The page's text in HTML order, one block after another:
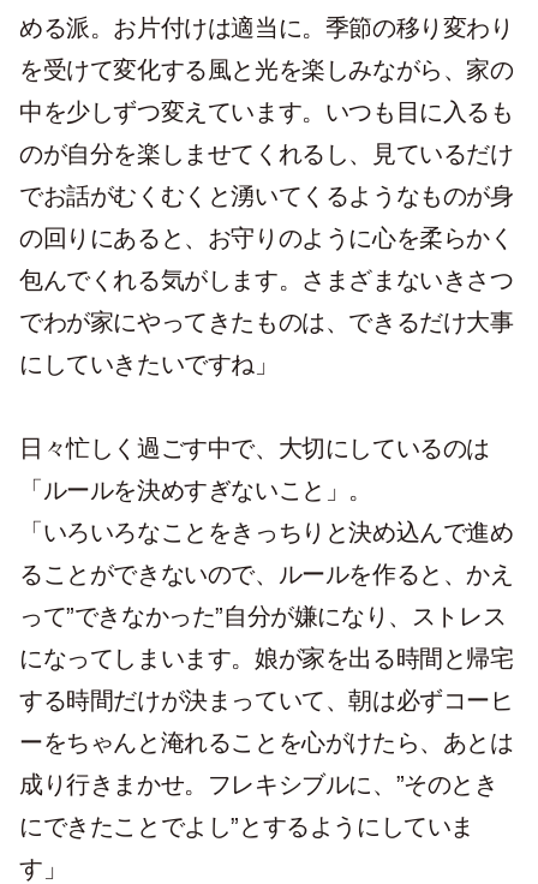
める派。お片付けは適当に。季節の移り変わり
を受けて変化する風と光を楽しみながら、家の
中を少しずつ変えています。いつも目に入るも
のが自分を楽しませてくれるし、見ているだけ
でお話がむくむくと湧いてくるようなものが身
の回りにあると、お守りのように心を柔らかく
包んでくれる気がします。さまざまないきさつ
でわが家にやってきたものは、できるだけ大事
にしていきたいですね」
日々忙しく過ごす中で、大切にしているのは
「ルールを決めすぎないこと」。
「いろいろなことをきっちりと決め込んで進め
ることができないので、ルールを作ると、かえ
って”できなかった”自分が嫌になり、ストレス
になってしまいます。娘が家を出る時間と帰宅
する時間だけが決まっていて、朝は必ずコーヒ
ーをちゃんと淹れることを心がけたら、あとは
成り行きまかせ。フレキシブルに、”そのとき
にできたことでよし”とするようにしていま
す」